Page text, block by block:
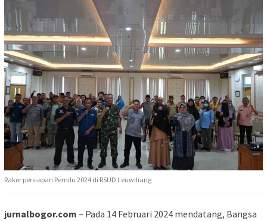
Rakor persiapan Pemilu 2024 di RSUD Leuwiliang
jurnalbogor.com – Pada 14 Februari 2024 mendatang, Bangsa